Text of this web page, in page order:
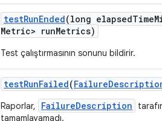
testRunEnded(long elapsedTime
Metric> runMetrics)
Test çalıştırmasının sonunu bildirir.
testRunFailed(Failure
Raporlar, FailureDescription
tamamlayamadı.